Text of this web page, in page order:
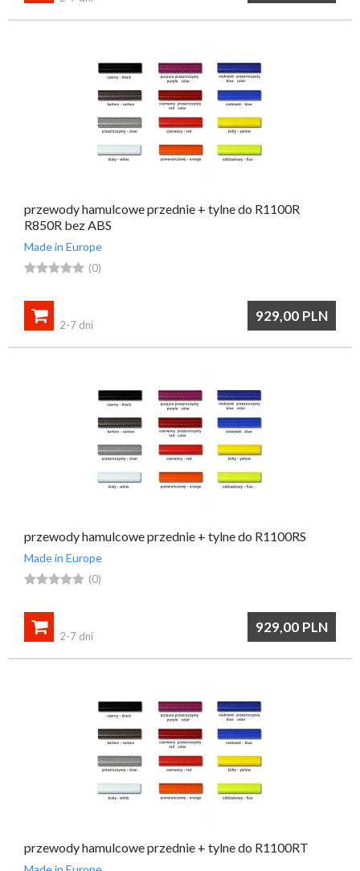
przewody hamulcowe przednie + tylne do R1100R
R850R bez ABS
Made in Europe
 (0)
929,00 PLN

2-7 dni
przewody hamulcowe przednie + tylne do R1100RS
Made in Europe
 (0)
929,00 PLN

2-7 dni
przewody hamulcowe przednie + tylne do R1100RT